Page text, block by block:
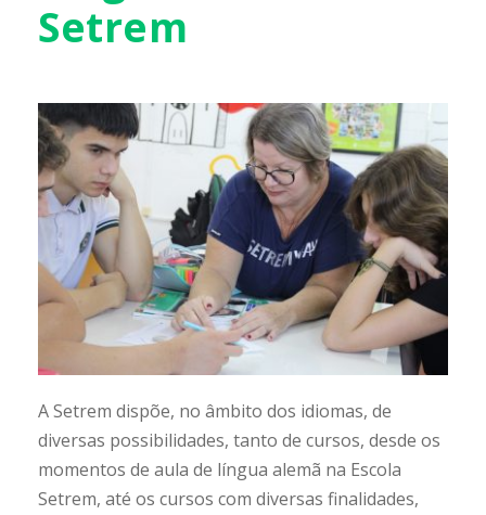
Setrem
A Setrem dispõe, no âmbito dos idiomas, de
diversas possibilidades, tanto de cursos, desde os
momentos de aula de língua alemã na Escola
Setrem, até os cursos com diversas finalidades,